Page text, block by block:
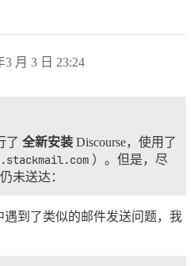
3 月 3 日 23:24
了 全新安装 Discourse，使用了
）。但是，尽
未送达：
遇到了类似的邮件发送问题，我